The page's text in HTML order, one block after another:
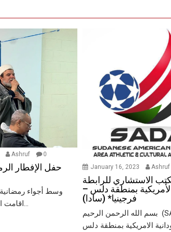
Ashruf 0
حفل الإفطار
وسط أجواء رمضانية
اقامت الرابطة السودانية...
January 16, 2023 Ashruf
الاستشاري للرابطة
بمنطقة دلس –
فرجينيا* (سادا)
بسم الله الرحمن الرحيم (SADA)الرابطة